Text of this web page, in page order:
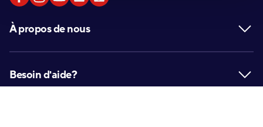
À propos de nous
Besoin d'aide?